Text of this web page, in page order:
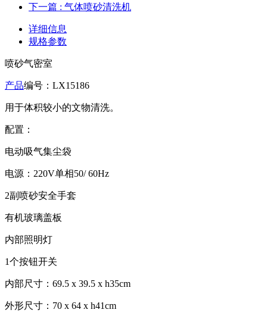
下一篇 : 气体喷砂清洗机
详细信息
规格参数
喷砂气密室
产品编号：LX15186
用于体积较小的文物清洗。
配置：
电动吸气集尘袋
电源：220V单相50/ 60Hz
2副喷砂安全手套
有机玻璃盖板
内部照明灯
1个按钮开关
内部尺寸：69.5 x 39.5 x h35cm
外形尺寸：70 x 64 x h41cm